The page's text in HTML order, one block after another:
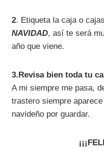
2. Etiqueta la caja o
NAVIDAD, así te será
año que viene.
3.Revisa bien toda tu
A mi siempre me pasa,
trastero siempre
navideño por guardar.